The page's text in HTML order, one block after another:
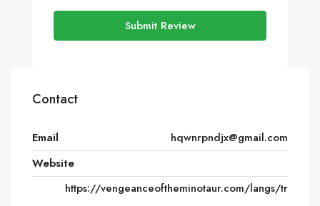
Submit Review
Contact
Email
hqwnrpndjx@gmail.com
Website
https://vengeanceoftheminotaur.com/langs/tr